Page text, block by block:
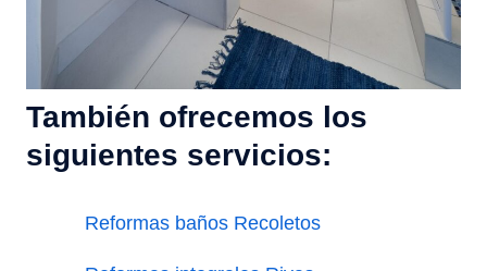
También ofrecemos los
siguientes servicios:
Reformas baños Recoletos